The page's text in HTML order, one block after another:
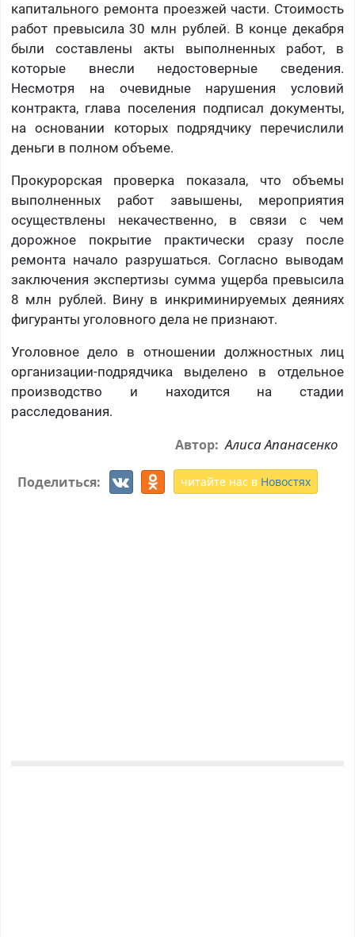
капитального ремонта проезжей части. Стоимость
работ превысила 30 млн рублей. В конце декабря
были составлены акты выполненных работ, в
которые внесли недостоверные сведения.
Несмотря на очевидные нарушения условий
контракта, глава поселения подписал документы,
на основании которых подрядчику перечислили
деньги в полном объеме.
Прокурорская проверка показала, что объемы
выполненных работ завышены, мероприятия
осуществлены некачественно, в связи с чем
дорожное покрытие практически сразу после
ремонта начало разрушаться. Согласно выводам
заключения экспертизы сумма ущерба превысила
8 млн рублей. Вину в инкриминируемых деяниях
фигуранты уголовного дела не признают.
Уголовное дело в отношении должностных лиц
организации-подрядчика выделено в отдельное
производство и находится на стадии
расследования.
Автор: Алиса Апанасенко
Поделиться: читайте нас в Новостях